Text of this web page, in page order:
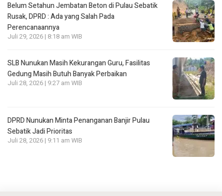
Belum Setahun Jembatan Beton di Pulau Sebatik
Rusak, DPRD : Ada yang Salah Pada
Perencanaannya
Juli 29, 2026 | 8:18 am WIB
SLB Nunukan Masih Kekurangan Guru, Fasilitas
Gedung Masih Butuh Banyak Perbaikan
Juli 28, 2026 | 9:27 am WIB
DPRD Nunukan Minta Penanganan Banjir Pulau
Sebatik Jadi Prioritas
Juli 28, 2026 | 9:11 am WIB